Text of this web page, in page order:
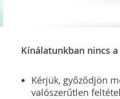
Kínálatunkban nincs
Kérjük, győződjön
valószerűtlen